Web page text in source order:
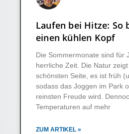
Laufen bei Hitze: So
einen kühlen Kopf
Die Sommermonate sind für
herrliche Zeit. Die Natur
schönsten Seite, es ist früh
sodass das Joggen im Park
reinsten Freude wird.
Temperaturen auf mehr
ZUM ARTIKEL »